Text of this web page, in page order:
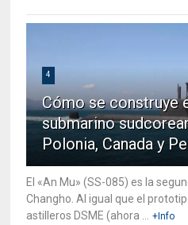
4
Cómo se construye
submarino
Polonia, Canada y
El «An Mu» (SS-085) es la
Changho. Al igual que el
astilleros DSME (ahora ...
+Info